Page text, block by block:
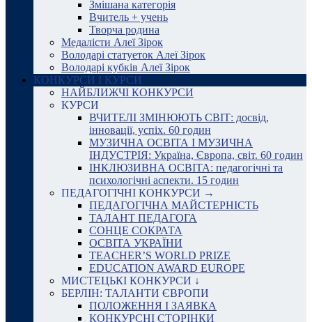
Змішана категорія
Вчитель + учень
Творча родина
Медалісти Алеї Зірок
Володарі статуеток Алеї Зірок
Володарі кубків Алеї Зірок
КОНКУРСИ І КУРСИ
НАЙБЛИЖЧІ КОНКУРСИ
КУРСИ
ВЧИТЕЛІ ЗМІНЮЮТЬ СВІТ: досвід,
інновації, успіх. 60 годин
МУЗИЧНА ОСВІТА І МУЗИЧНА
ІНДУСТРІЯ: Україна, Європа, світ. 60 годин
ІНКЛЮЗИВНА ОСВІТА: педагогічні та
психологічні аспекти. 15 годин
ПЕДАГОГІЧНІ КОНКУРСИ →
ПЕДАГОГІЧНА МАЙСТЕРНІСТЬ
ТАЛАНТ ПЕДАГОГА
СОНЦЕ СОКРАТА
ОСВІТА УКРАЇНИ
TEACHER’S WORLD PRIZE
EDUCATION AWARD EUROPE
МИСТЕЦЬКІ КОНКУРСИ ↓
БЕРЛІН: ТАЛАНТИ ЄВРОПИ
ПОЛОЖЕННЯ І ЗАЯВКА
КОНКУРСНІ СТОРІНКИ